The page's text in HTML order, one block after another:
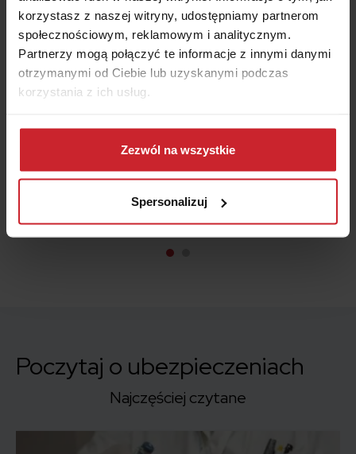
korzystasz z naszej witryny, udostępniamy partnerom
społecznościowym, reklamowym i analitycznym.
Partnerzy mogą połączyć te informacje z innymi danymi
otrzymanymi od Ciebie lub uzyskanymi podczas
korzystania z ich usług.
Dowiedz się więcej na temat tego, kim jesteśmy, jak
można się z nami skontaktować i w jaki sposób
przetwarzamy dane osobowe w ramachPolityki
Zezwól na wszystkie
Spersonalizuj
Ubezpieczenie nieruchomości? Z Punktą to nie
problem. Przeszłam krok po kroku formularz,
mnie.
Poczytaj o ubezpieczeniach
Najczęściej czytane